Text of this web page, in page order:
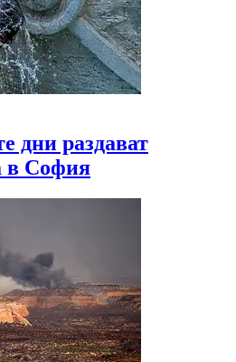
дни раздават
в София